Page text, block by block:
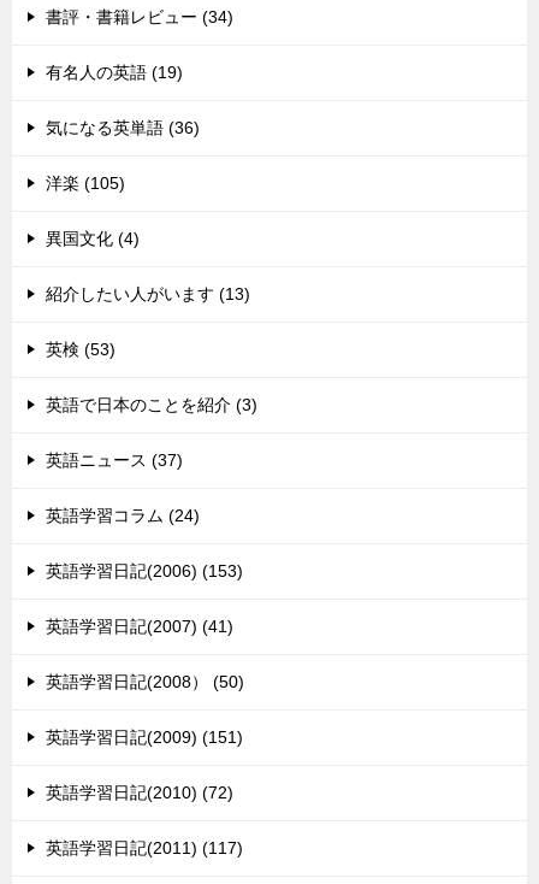
書評・書籍レビュー (34)
有名人の英語 (19)
気になる英単語 (36)
洋楽 (105)
異国文化 (4)
紹介したい人がいます (13)
英検 (53)
英語で日本のことを紹介 (3)
英語ニュース (37)
英語学習コラム (24)
英語学習日記(2006) (153)
英語学習日記(2007) (41)
英語学習日記(2008） (50)
英語学習日記(2009) (151)
英語学習日記(2010) (72)
英語学習日記(2011) (117)